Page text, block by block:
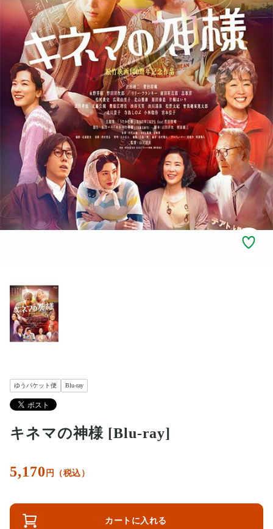
ゆうパケット便 Blu-ray
キネマの神様 [Blu-ray]
5,170 円（税込）
カートに入れる